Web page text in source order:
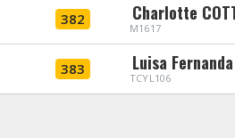
382 Charlotte
M1617
383 Luisa
TCYL106